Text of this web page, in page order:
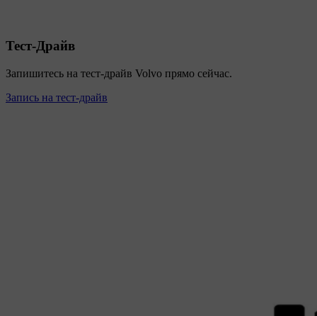
Тест-Драйв
Запишитесь на тест-драйв Volvo прямо сейчас.
Запись на тест-драйв